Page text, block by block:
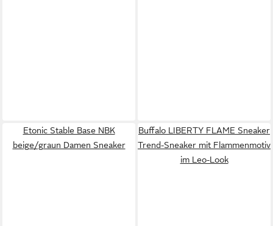
Etonic Stable Base NBK
beige/graun Damen Sneaker
Buffalo LIBERTY FLAME Sneaker
Trend-Sneaker mit Flammenmotiv
im Leo-Look